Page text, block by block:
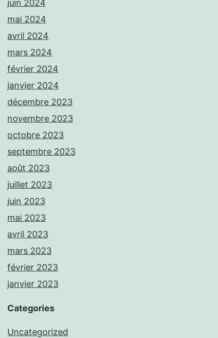
juin 2024
mai 2024
avril 2024
mars 2024
février 2024
janvier 2024
décembre 2023
novembre 2023
octobre 2023
septembre 2023
août 2023
juillet 2023
juin 2023
mai 2023
avril 2023
mars 2023
février 2023
janvier 2023
Categories
Uncategorized